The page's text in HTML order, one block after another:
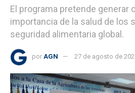
El programa pretende generar
importancia de la salud de los
seguridad alimentaria global.
por AGN 27 de agosto de